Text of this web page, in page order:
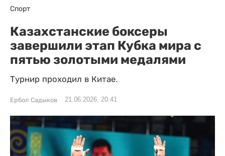
Спорт
Казахстанские боксеры
завершили этап Кубка мира с
пятью золотыми медалями
Турнир проходил в Китае.
Ербол Садыков 21.06.2026, 20:41